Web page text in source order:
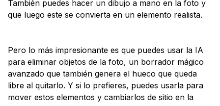
También puedes hacer un dibujo a mano en la foto y
que luego este se convierta en un elemento realista.
Pero lo más impresionante es que puedes usar la IA
para eliminar objetos de la foto, un borrador mágico
avanzado que también genera el hueco que queda
libre al quitarlo. Y si lo prefieres, puedes usarla para
mover estos elementos y cambiarlos de sitio en la